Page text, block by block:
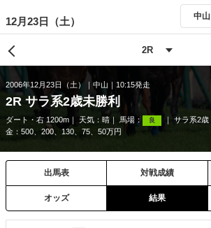
12月23日（土） 中山
2006年12月23日（土） 中山 10:15発走
2R サラ系2歳未勝利
ダート・右 1200m 天気： 晴 馬場： 良 サラ系2歳
金：500、200、130、75、50万円
出馬表 対戦成績
オッズ 結果